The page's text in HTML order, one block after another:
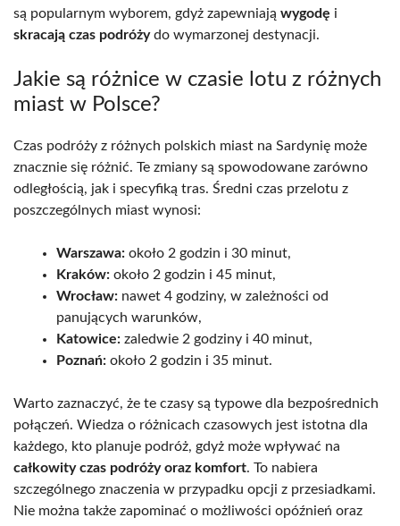
są popularnym wyborem, gdyż zapewniają wygodę i
skracają czas podróżydo wymarzonej destynacji.
Jakie są różnice w czasie lotu z różnych
miast w Polsce?
Czas podróży z różnych polskich miast na Sardynię może
znacznie się różnić. Te zmiany są spowodowane zarówno
odległością, jak i specyfiką tras. Średni czas przelotu z
poszczególnych miast wynosi:
Warszawa: około 2 godzin i 30 minut,
Kraków: około 2 godzin i 45 minut,
Wrocław: nawet 4 godziny, w zależności od
panujących warunków,
Katowice: zaledwie 2 godziny i 40 minut,
Poznań: około 2 godzin i 35 minut.
Warto zaznaczyć, że te czasy są typowe dla bezpośrednich
połączeń. Wiedza o różnicach czasowych jest istotna dla
każdego, kto planuje podróż, gdyż może wpływać na
całkowity czas podróży oraz komfort. To nabiera
szczególnego znaczenia w przypadku opcji z przesiadkami.
Nie można także zapominać o możliwości opóźnień oraz